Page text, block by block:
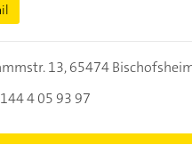
13,65474
4 05 93 97